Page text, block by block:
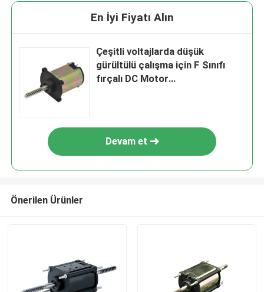
En İyi Fiyatı Alın
Çeşitli voltajlarda düşük
gürültülü çalışma için F Sınıfı
fırçalı DC Motor
Devam et
Önerilen Ürünler